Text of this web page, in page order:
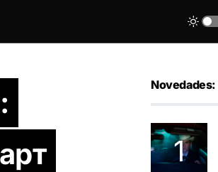
Novedades: